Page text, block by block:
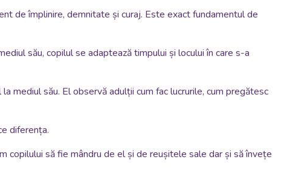
de împlinire, demnitate și curaj. Este exact fundamentul de
său, copilul se adaptează timpului și locului în care s-a
mediul său. El observă adulții cum fac lucrurile, cum pregătesc
diferența.
copilului să fie mândru de el și de reușitele sale dar și să învețe